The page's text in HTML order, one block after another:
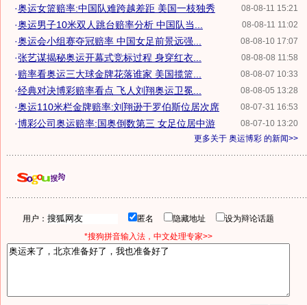
08-08-11 15:21
·奥运女篮赔率:中国队难跨越差距 美国一枝独秀
08-08-11 11:02
·奥运男子10米双人跳台赔率分析 中国队当...
08-08-10 17:07
·奥运会小组赛夺冠赔率 中国女足前景远强...
08-08-08 11:58
·张艺谋揭秘奥运开幕式竞标过程 身穿红衣...
08-08-07 10:33
·赔率看奥运三大球金牌花落谁家 美国揽篮...
08-08-05 13:28
·经典对决博彩赔率看点 飞人刘翔奥运卫冕...
08-07-31 16:53
·奥运110米栏金牌赔率:刘翔逊于罗伯斯位居次席
08-07-10 13:20
·博彩公司奥运赔率:国奥倒数第三 女足位居中游
更多关于 奥运博彩 的新闻>>
用户： 匿名 隐藏地址
设为辩论话题
*搜狗拼音输入法，中文处理专家>>